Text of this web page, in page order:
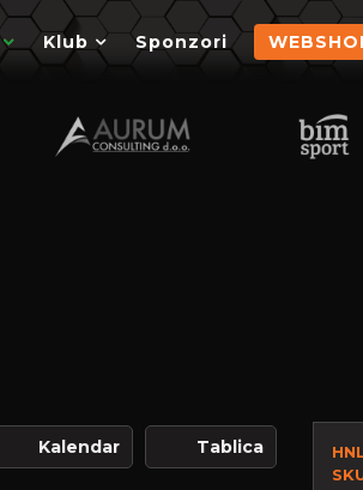
Klub Sponzori
Kalendar Tablica